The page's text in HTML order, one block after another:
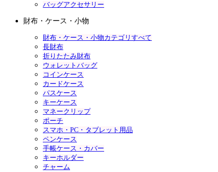
バッグアクセサリー
財布・ケース・小物
財布・ケース・小物カテゴリすべて
長財布
折りたたみ財布
ウォレットバッグ
コインケース
カードケース
パスケース
キーケース
マネークリップ
ポーチ
スマホ・PC・タブレット用品
ペンケース
手帳ケース・カバー
キーホルダー
チャーム